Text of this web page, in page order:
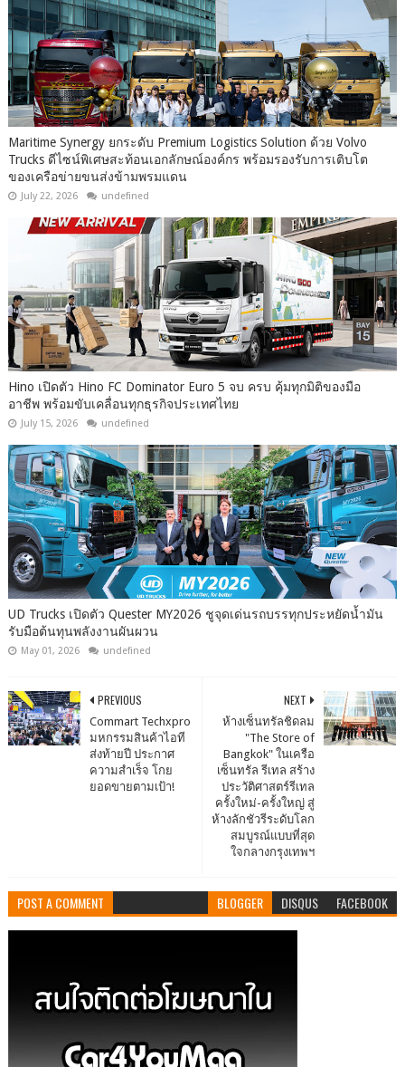
Maritime Synergy ยกระดับ Premium Logistics Solution ด้วย Volvo
Trucks ดีไซน์พิเศษสะท้อนเอกลักษณ์องค์กร พร้อมรองรับการเติบโต
ของเครือข่ายขนส่งข้ามพรมแดน
July 22, 2026 undefined
Hino เปิดตัว Hino FC Dominator Euro 5 จบ ครบ คุ้มทุกมิติของมือ
อาชีพ พร้อมขับเคลื่อนทุกธุรกิจประเทศไทย
July 15, 2026 undefined
UD Trucks เปิดตัว Quester MY2026 ชูจุดเด่นรถบรรทุกประหยัดน้ำมัน
รับมือต้นทุนพลังงานผันผวน
May 01, 2026 undefined
NEXT
ห้างเซ็นทรัลชิดลม
"The Store of
Bangkok" ในเครือ
เซ็นทรัล รีเทล สร้าง
ประวัติศาสตร์รีเทล
ครั้งใหม่-ครั้งใหญ่ สู่
ห้างลักชัวรีระดับโลก
สมบูรณ์แบบที่สุด
ใจกลางกรุงเทพฯ
PREVIOUS
Commart Techxpro
มหกรรมสินค้าไอที
ส่งท้ายปี ประกาศ
ความสำเร็จ โกย
ยอดขายตามเป้า!
POST A COMMENT BLOGGER DISQUS FACEBOOK